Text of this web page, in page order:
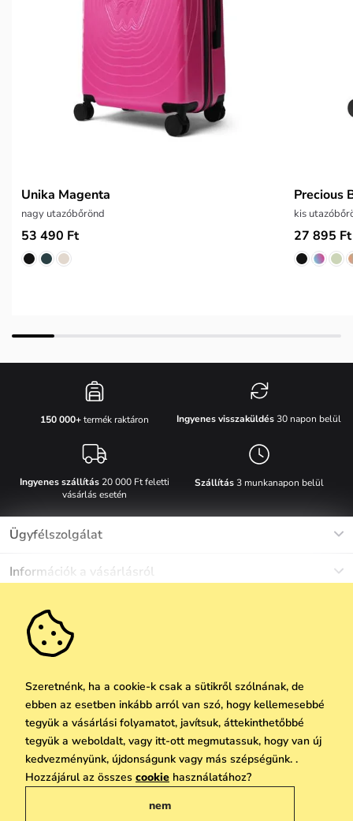
Unika Magenta
nagy utazóbőrönd
53 490 Ft
Precious
kis
27 895 Ft
150 000+termék raktáron Ingyenes visszaküldés30 napon belül
Ingyenes szállítás20 000 Ft feletti
vásárlás esetén
Szállítás3 munkanapon belül
Ügyfélszolgálat
+36 1 808 9989
Információk a vásárlásról
Gyakori kérdések
Anyagok és karbantartás
Visszaküldés és reklamáció
Egyéb információk
Rólunk
Karrier
Ajándék utalványok
Vállalatok számára
We Care
Vuchlook
Üzletek
Praha
Ne maradj le semmiről!
Feliratkozni
A személyes adatok védelmének alapelveiitt
Copyright © 2026 Vuch s.r.o. Minden jog fenntartva. Technikailag biztosítja
Simplia.cz
Szeretnénk, ha a cookie-k csak a sütikről szólnának, de
ebben az esetben inkább arról van szó, hogy kellemesebbé
tegyük a vásárlási folyamatot, javítsuk, áttekinthetőbbé
tegyük a weboldalt, vagy itt-ott megmutassuk, hogy van új
kedvezményünk, újdonságunk vagy más szépségünk. .
Hozzájárul az összes cookie használatához?
nem